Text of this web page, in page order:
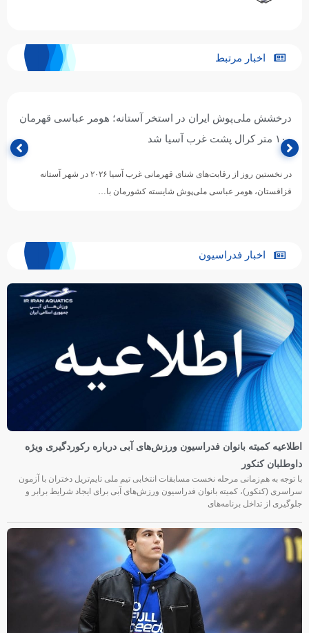
اخبار مرتبط
درخشش ملی‌پوش ایران در استخر آستانه؛ هومر عباسی قهرمان
۱۰۰ متر کرال پشت غرب آسیا شد
در نخستین روز از رقابت‌های شنای قهرمانی غرب آسیا ۲۰۲۶ در شهر آستانه
قزاقستان، هومر عباسی ملی‌پوش شایسته کشورمان با…
اخبار فدراسیون
اطلاعیه کمیته بانوان فدراسیون ورزش‌های آبی درباره رکوردگیری ویژه
داوطلبان کنکور
با توجه به هم‌زمانی مرحله نخست مسابقات انتخابی تیم ملی تایم‌تریل دختران با آزمون
سراسری (کنکور)، کمیته بانوان فدراسیون ورزش‌های آبی برای ایجاد شرایط برابر و
جلوگیری از تداخل برنامه‌های